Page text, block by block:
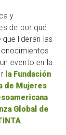
y
de por qué
lideran las
evento en la
la Fundación
de Mujeres
Global de
.